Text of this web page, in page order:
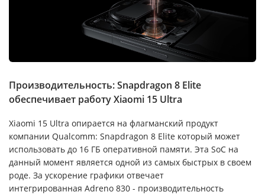
Производительность: Snapdragon 8 Elite
обеспечивает работу Xiaomi 15 Ultra
Xiaomi 15 Ultra опирается на флагманский продукт
компании Qualcomm: Snapdragon 8 Elite который может
использовать до 16 ГБ оперативной памяти. Эта SoC на
данный момент является одной из самых быстрых в своем
роде. За ускорение графики отвечает
интегрированная Adreno 830 - производительность